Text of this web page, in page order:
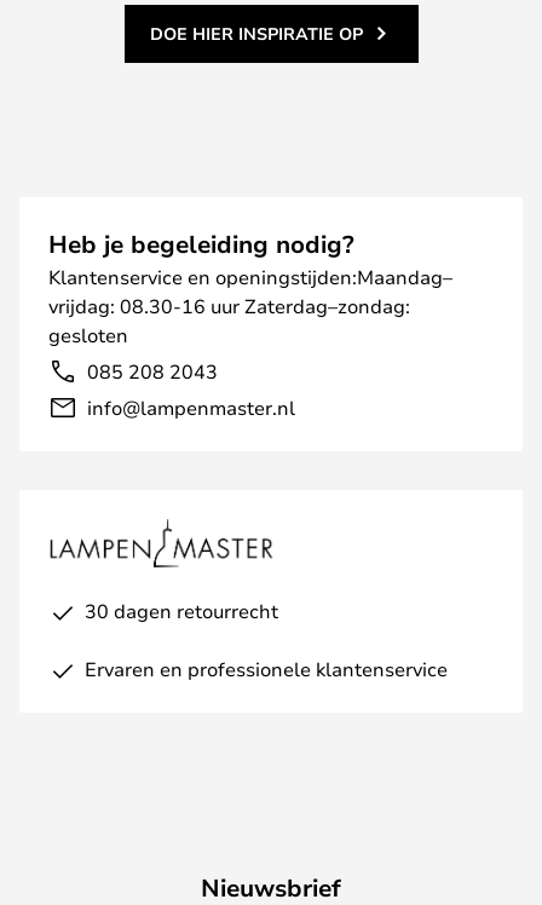
DOE HIER INSPIRATIE OP
Heb je begeleiding nodig?
Klantenservice en openingstijden:Maandag–
vrijdag: 08.30-16 uur Zaterdag–zondag:
gesloten
085 208 2043
info@lampenmaster.nl
30 dagen retourrecht
Ervaren en professionele klantenservice
Nieuwsbrief